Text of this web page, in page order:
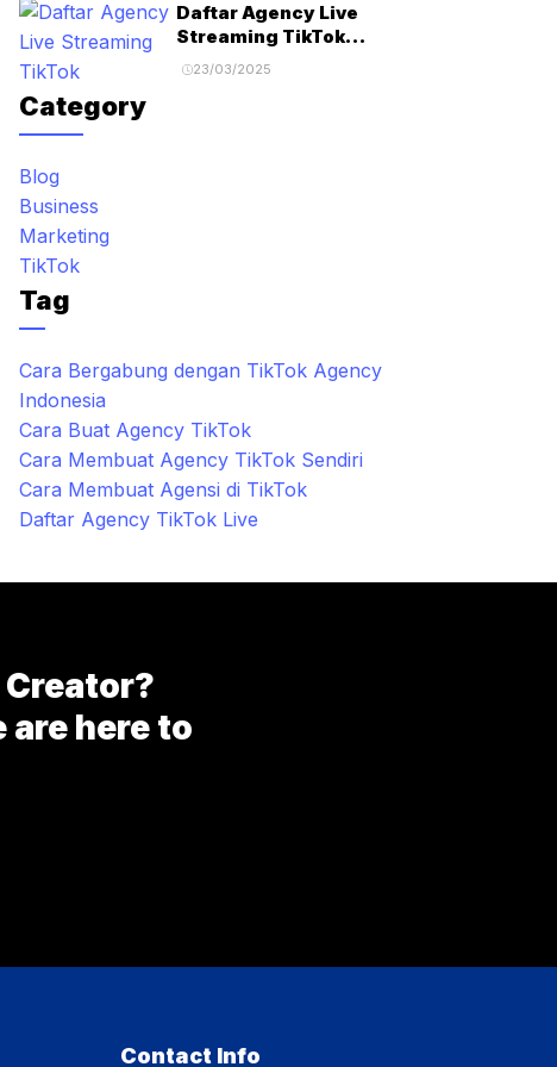
Daftar Agency Live
Streaming TikTok
Terbaik untuk
23/03/2025
Category
Blog
Business
Marketing
TikTok
Tag
Cara Bergabung dengan TikTok Agency
Indonesia
Cara Buat Agency TikTok
Cara Membuat Agency TikTok Sendiri
Cara Membuat Agensi di TikTok
Daftar Agency TikTok Live
here to
Contact Info